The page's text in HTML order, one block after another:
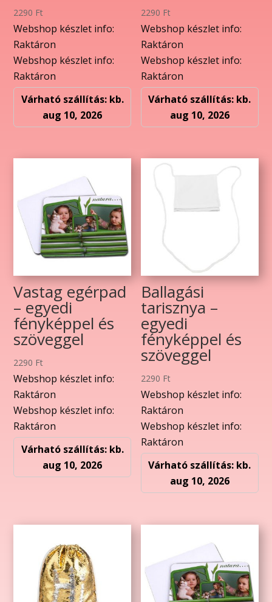
2290 Ft
Webshop készlet info:
Raktáron
Webshop készlet info:
Raktáron
Várható szállítás: kb.
aug 10, 2026
2290 Ft
Webshop készlet info:
Raktáron
Webshop készlet info:
Raktáron
Várható szállítás: kb.
aug 10, 2026
Vastag egérpad
– egyedi
fényképpel és
szöveggel
2290 Ft
Webshop készlet info:
Raktáron
Webshop készlet info:
Raktáron
Várható szállítás: kb.
aug 10, 2026
Ballagási
tarisznya –
egyedi
fényképpel és
szöveggel
2290 Ft
Webshop készlet info:
Raktáron
Webshop készlet info:
Raktáron
Várható szállítás: kb.
aug 10, 2026